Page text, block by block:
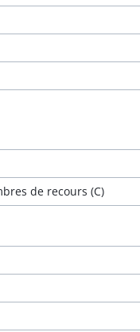
de recours (C)